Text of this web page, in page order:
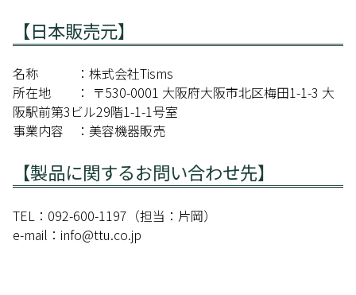
【日本販売元】
名称 ：株式会社Tisms
所在地 ： 〒530-0001 大阪府大阪市北区梅田1-1-3 大
阪駅前第3ビル29階1-1-1号室
事業内容 ：美容機器販売
【製品に関するお問い合わせ先】
TEL：092-600-1197（担当：片岡）
e-mail：info@ttu.co.jp